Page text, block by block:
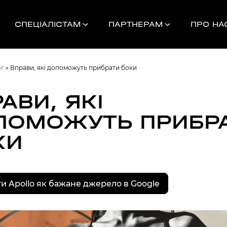
СПЕЦІАЛІСТАМ ПАРТНЕРАМ ПРО
КОМАНДАМ
Найближчі
» Вправи, які допоможуть прибрати боки
ЯКІ
Apollo як бажане джерело в Google